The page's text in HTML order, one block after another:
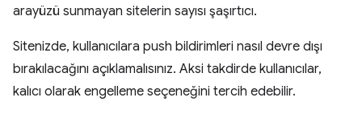
arayüzü sunmayan sitelerin sayısı şaşırtıcı.
Sitenizde, kullanıcılara push bildirimleri nasıl devre dışı
bırakılacağını açıklamalısınız. Aksi takdirde kullanıcılar,
kalıcı olarak engelleme seçeneğini tercih edebilir.